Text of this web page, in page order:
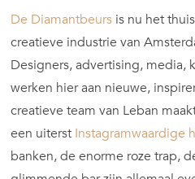
De Diamantbeurs is nu het
creatieve industrie van
Designers, advertising, media,
werken hier aan nieuwe,
creatieve team van Leban
een uiterst Instagramwaardige
banken, de enorme roze trap,